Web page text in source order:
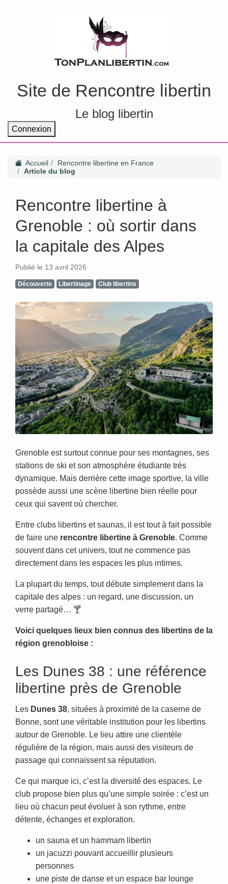
Site de Rencontre libertin
Le blog libertin
Connexion
Accueil
Rencontre libertine en France
Article du blog
Rencontre libertine à
Grenoble : où sortir dans
la capitale des Alpes
Publié le 13 avril 2026
Découverte Libertinage Club libertins
Grenoble est surtout connue pour ses montagnes, ses
stations de ski et son atmosphère étudiante très
dynamique. Mais derrière cette image sportive, la ville
possède aussi une scène libertine bien réelle pour
ceux qui savent où chercher.
Entre clubs libertins et saunas, il est tout à fait possible
de faire une rencontre libertine à Grenoble. Comme
souvent dans cet univers, tout ne commence pas
directement dans les espaces les plus intimes.
La plupart du temps, tout débute simplement dans la
capitale des alpes : un regard, une discussion, un
verre partagé… 🍸
Voici quelques lieux bien connus des libertins de la
région grenobloise :
Les Dunes 38 : une référence
libertine près de Grenoble
Les Dunes 38, situées à proximité de la caserne de
Bonne, sont une véritable institution pour les libertins
autour de Grenoble. Le lieu attire une clientèle
régulière de la région, mais aussi des visiteurs de
passage qui connaissent sa réputation.
Ce qui marque ici, c’est la diversité des espaces. Le
club propose bien plus qu’une simple soirée : c’est un
lieu où chacun peut évoluer à son rythme, entre
détente, échanges et exploration.
un sauna et un hammam libertin
un jacuzzi pouvant accueillir plusieurs
personnes
une piste de danse et un espace bar lounge